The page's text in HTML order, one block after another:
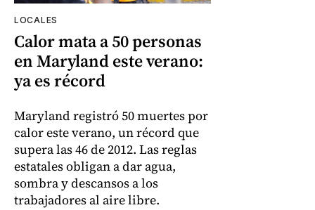
LOCALES
Calor mata a 50 personas
en Maryland este verano:
ya es récord
Maryland registró 50 muertes por
calor este verano, un récord que
supera las 46 de 2012. Las reglas
estatales obligan a dar agua,
sombra y descansos a los
trabajadores al aire libre.